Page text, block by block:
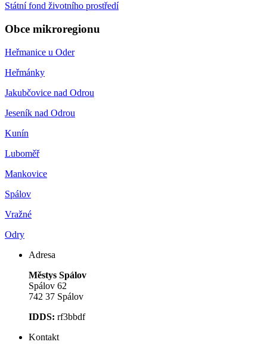
Státní fond životního prostředí
Obce mikroregionu
Heřmanice u Oder
Heřmánky
Jakubčovice nad Odrou
Jeseník nad Odrou
Kunín
Luboměř
Mankovice
Spálov
Vražné
Odry
Adresa
Městys Spálov
Spálov 62
742 37 Spálov
IDDS: rf3bbdf
Kontakt